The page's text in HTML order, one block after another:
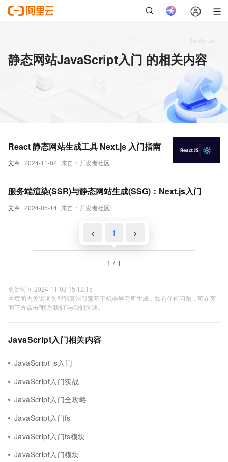
静态网站JavaScript入门 的相关内容
文章 2024-11-02 来自：开发者社区
React 静态网站生成工具 Next.js 入门指南
文章 2024-05-14 来自：开发者社区
服务端渲染(SSR)与静态网站生成(SSG)：Next.js入门
< 1 >
1 / 1
更新时间 2024-11-03 15:12:15
本页面内关键词为智能算法引擎基于机器学习所生成，如有任何问题，可在页
面下方点击"联系我们"与我们沟通。
JavaScript入门相关内容
JavaScript js入门
JavaScript入门实战
JavaScript入门全攻略
JavaScript入门fs
JavaScript入门fs模块
JavaScript入门模块